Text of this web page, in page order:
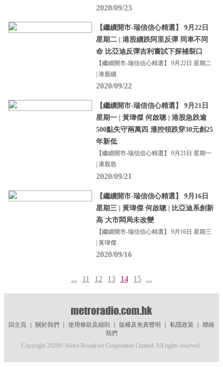
2020/09/23
【繼續開市-瑞信信心精選】 9月22日
星期二 | 港股續跌阿里反彈 同車不同
命 比亞迪反彈吉利嘗試下探補裂口
【繼續開市-瑞信信心精選】 9月22日 星期二
| 港股續
2020/09/22
【繼續開市-瑞信信心精選】 9月21日
星期一 | 黃瑋傑 何啟聰 | 港股急跌逾
500點失守兩萬四 滙控領跌穿30元創25
年新低
【繼續開市-瑞信信心精選】 9月21日 星期一
| 港股急
2020/09/21
【繼續開市-瑞信信心精選】 9月16日
星期三 | 黃瑋傑 何啟聰 | 比亞迪系創新
高 大市悶局未改變
【繼續開市-瑞信信心精選】 9月16日 星期三
| 黃瑋傑
2020/09/16
... 11 12 13 14 15 ...
回主頁｜ 關於我們 使用條款及細則 版權及免責聲明 私隱政策｜ 聯絡
我們
Copyright 2020© Metro Broadcast Corporation Limited. All rights reserved.